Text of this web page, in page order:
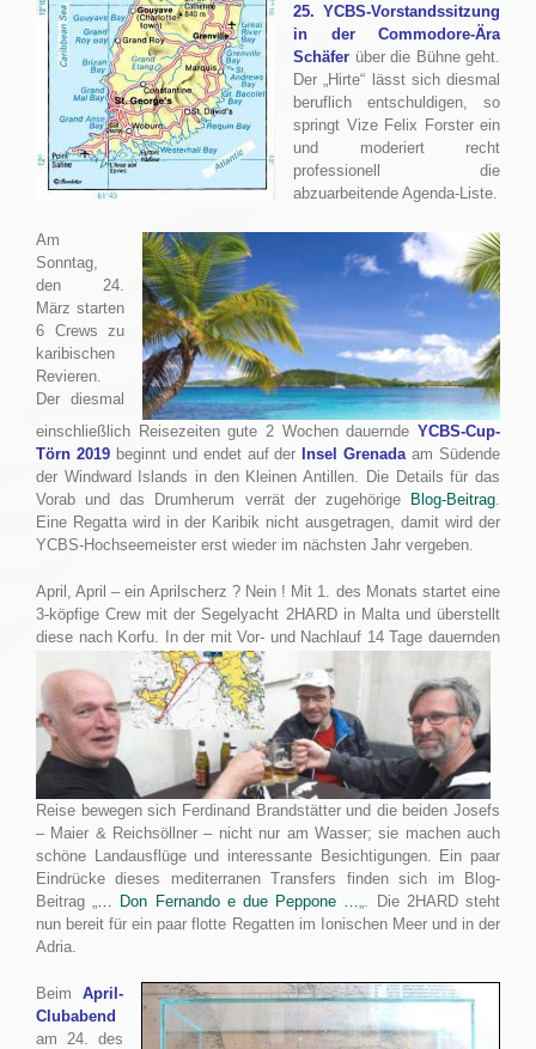
25. YCBS-Vorstandssitzung
in der Commodore-Ära
Schäfer über die Bühne geht.
Der „Hirte“ lässt sich diesmal
beruflich entschuldigen, so
springt Vize Felix Forster ein
und moderiert recht
professionell die
abzuarbeitende Agenda-Liste.
Am
Sonntag,
den 24.
März starten
6 Crews zu
karibischen
Revieren.
Der diesmal
einschließlich Reisezeiten gute 2 Wochen dauernde YCBS-Cup-
Törn 2019beginnt und endet auf der Insel Grenadaam Südende
der Windward Islands in den Kleinen Antillen. Die Details für das
Vorab und das Drumherum verrät der zugehörige
Blog-Beitrag.
Eine Regatta wird in der Karibik nicht ausgetragen, damit wird der
YCBS-Hochseemeister erst wieder im nächsten Jahr vergeben.
April, April – ein Aprilscherz ? Nein ! Mit 1. des Monats startet eine
3-köpfige Crew mit der Segelyacht 2HARD in Malta und überstellt
diese nach Korfu.
In der mit Vor- und Nachlauf 14 Tage dauernden
Reise bewegen sich Ferdinand Brandstätter und die beiden Josefs
– Maier & Reichsöllner – nicht nur am Wasser; sie machen auch
schöne Landausflüge und interessante Besichtigungen. Ein paar
Eindrücke dieses mediterranen Transfers finden sich im Blog-
Beitrag „
… Don Fernando e due Peppone …
„. Die 2HARD steht
nun bereit für ein paar flotte Regatten im Ionischen Meer und in der
Adria.
Beim April-
Clubabend
am 24. des